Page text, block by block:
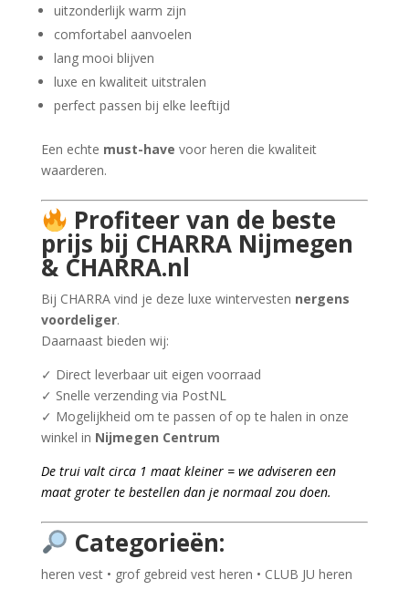
uitzonderlijk warm zijn
comfortabel aanvoelen
lang mooi blijven
luxe en kwaliteit uitstralen
perfect passen bij elke leeftijd
Een echte must-have voor heren die kwaliteit
waarderen.
Profiteer van de beste
prijs bij CHARRA Nijmegen
& CHARRA.nl
Bij CHARRA vind je deze luxe wintervesten nergens
voordeliger.
Daarnaast bieden wij:
✓ Direct leverbaar uit eigen voorraad
✓ Snelle verzending via PostNL
✓ Mogelijkheid om te passen of op te halen in onze
winkel in Nijmegen Centrum
De trui valt circa 1 maat kleiner = we adviseren een
maat groter te bestellen dan je normaal zou doen.
Categorieën:
heren vest • grof gebreid vest heren • CLUB JU heren